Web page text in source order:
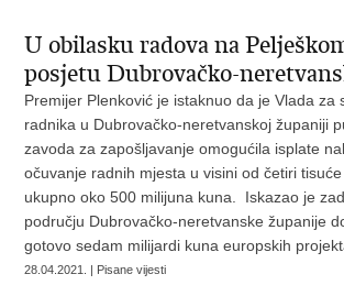
U obilasku radova na
posjetu Dubrovačko-
Premijer Plenković je istaknuo da je Vlada za
radnika u Dubrovačko-neretvanskoj županiji
zavoda za zapošljavanje omogućila isplate
očuvanje radnih mjesta u visini od četiri
ukupno oko 500 milijuna kuna. Iskazao je
području Dubrovačko-neretvanske županije
gotovo sedam milijardi kuna europskih
28.04.2021. | Pisane vijesti